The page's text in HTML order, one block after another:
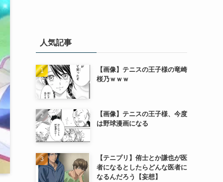
人気記事
【画像】テニスの王子様の竜崎
桜乃ｗｗｗ
【画像】テニスの王子様、今度
は野球漫画になる
【テニプリ】侑士とか謙也が医
者になるとしたらどんな医者に
なるんだろう【妄想】